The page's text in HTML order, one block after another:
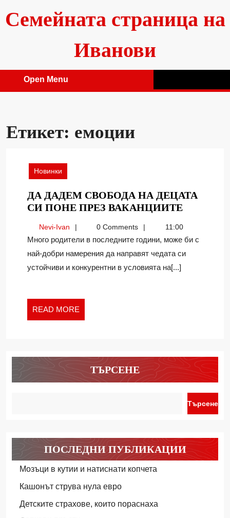
content
Семейната страница на
Иванови
Open Menu
Етикет: емоции
Новинки
ДА ДАДЕМ СВОБОДА НА ДЕЦАТА
СИ ПОНЕ ПРЕЗ ВАКАНЦИИТЕДА
НА
ДЕЦАТА
Nevi-IvanNevi-
Ivan
0 Comments 11:00
Много родители в последните години, може би с
най-добри намерения да направят чедата си
устойчиви и конкурентни в условията на[...]
READ MORE
MORE
ТЪРСЕНЕ
Търсене
ПОСЛЕДНИ ПУБЛИКАЦИИ
Мозъци в кутии и натиснати копчета
Кашонът струва нула евро
Детските страхове, които пораснаха